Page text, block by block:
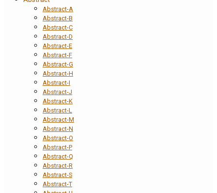
Abstract-A
Abstract-B
Abstract-C
Abstract-D
Abstract-E
Abstract-F
Abstract-G
Abstract-H
Abstract-I
Abstract-J
Abstract-K
Abstract-L
Abstract-M
Abstract-N
Abstract-O
Abstract-P
Abstract-Q
Abstract-R
Abstract-S
Abstract-T